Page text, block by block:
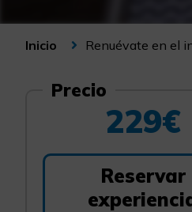
Inicio Renuévate en el
Precio
229€
Reservar